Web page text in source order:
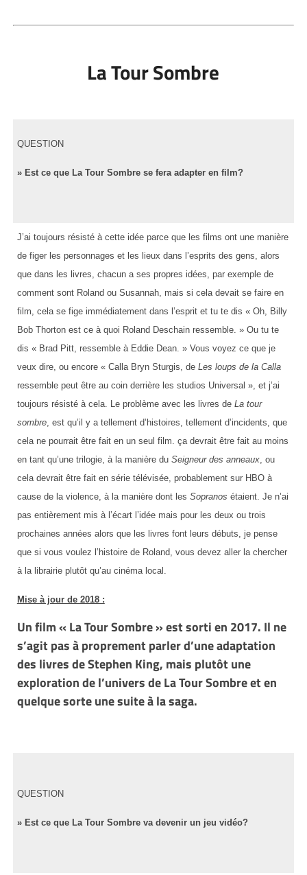
La Tour Sombre
QUESTION
» Est ce que La Tour Sombre se fera adapter en film?
J’ai toujours résisté à cette idée parce que les films ont une manière
de figer les personnages et les lieux dans l’esprits des gens, alors
que dans les livres, chacun a ses propres idées, par exemple de
comment sont Roland ou Susannah, mais si cela devait se faire en
film, cela se fige immédiatement dans l’esprit et tu te dis « Oh, Billy
Bob Thorton est ce à quoi Roland Deschain ressemble. » Ou tu te
dis « Brad Pitt, ressemble à Eddie Dean. » Vous voyez ce que je
veux dire, ou encore « Calla Bryn Sturgis, de Les loups de la Calla
ressemble peut être au coin derrière les studios Universal », et j’ai
toujours résisté à cela. Le problème avec les livres de La tour
sombre, est qu’il y a tellement d’histoires, tellement d’incidents, que
cela ne pourrait être fait en un seul film. ça devrait être fait au moins
en tant qu’une trilogie, à la manière du Seigneur des anneaux, ou
cela devrait être fait en série télévisée, probablement sur HBO à
cause de la violence, à la manière dont les Sopranos étaient. Je n’ai
pas entièrement mis à l’écart l’idée mais pour les deux ou trois
prochaines années alors que les livres font leurs débuts, je pense
que si vous voulez l’histoire de Roland, vous devez aller la chercher
à la librairie plutôt qu’au cinéma local.
Mise à jour de 2018 :
Un film « La Tour Sombre » est sorti en 2017. Il ne
s’agit pas à proprement parler d’une adaptation
des livres de Stephen King, mais plutôt une
exploration de l’univers de La Tour Sombre et en
quelque sorte une suite à la saga.
QUESTION
» Est ce que La Tour Sombre va devenir un jeu vidéo?